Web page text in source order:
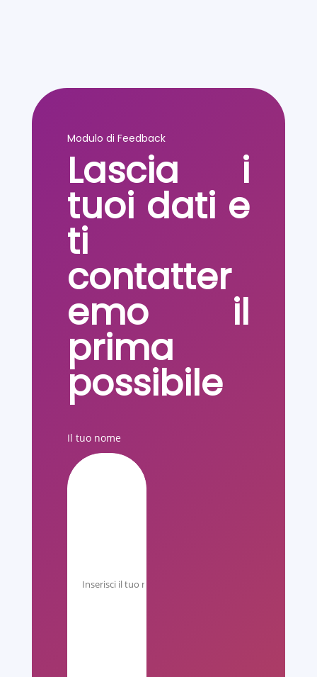
Modulo di Feedback
Lascia i
tuoi dati e
ti
contatter
emo il
prima
possibile
Il tuo nome